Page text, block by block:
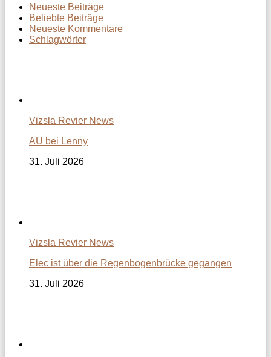
Neueste Beiträge
Beliebte Beiträge
Neueste Kommentare
Schlagwörter
Vizsla Revier News
AU bei Lenny
31. Juli 2026
Vizsla Revier News
Elec ist über die Regenbogenbrücke gegangen
31. Juli 2026